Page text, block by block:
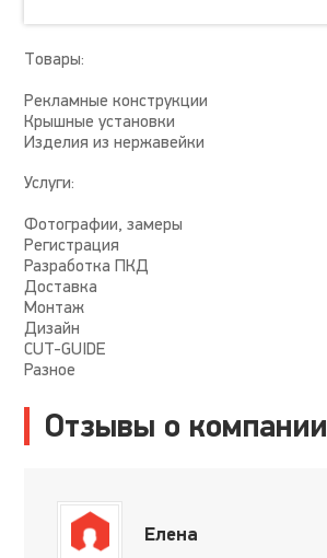
Товары:
Рекламные конструкции
Крышные установки
Изделия из нержавейки
Услуги:
Фотографии, замеры
Регистрация
Разработка ПКД
Доставка
Монтаж
Дизайн
CUT-GUIDE
Разное
Отзывы о компании
Елена